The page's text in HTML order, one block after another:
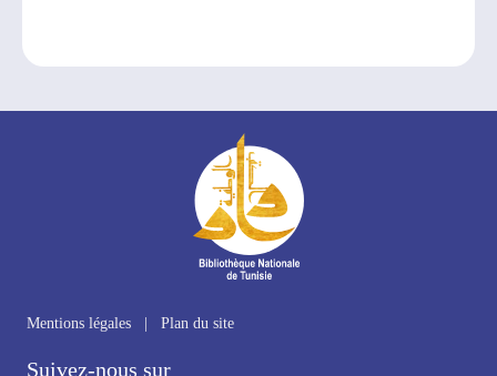
Mentions légales Plan du site
Suivez-nous sur